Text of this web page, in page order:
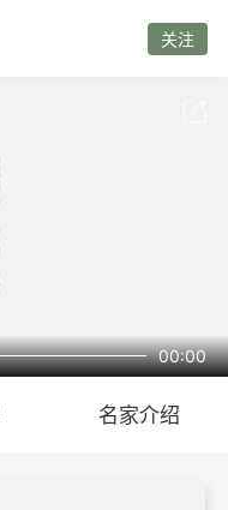
关注
00:00
名家介绍